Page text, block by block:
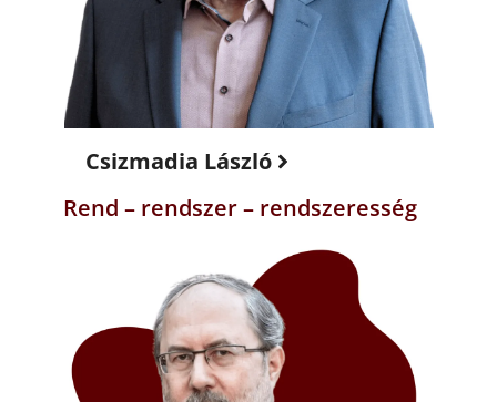
Csizmadia László
Rend – rendszer – rendszeresség